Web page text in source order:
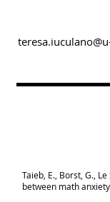
Taieb, E., Borst, G.,
between math